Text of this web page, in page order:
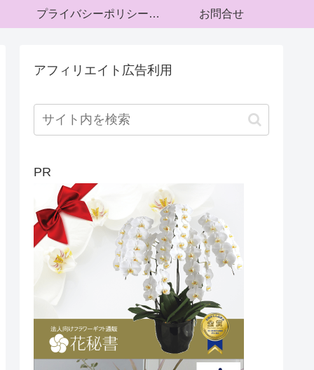
プライバシーポリシー・運営者情報 お問合せ
アフィリエイト広告利用
PR